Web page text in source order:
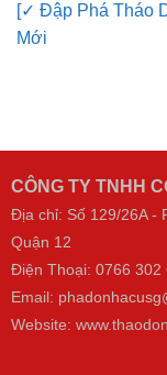
[✓ Đập Phá Tháo
Mới
CÔNG TY TNHH
Địa chỉ: Số 129/26A -
Quận 12
Điện Thoại: 0766 302
Email:
Website: